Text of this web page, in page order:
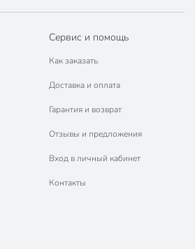
Сервис и помощь
Как заказать
Доставка и оплата
Гарантия и возврат
Отзывы и предложения
Вход в личный кабинет
Контакты